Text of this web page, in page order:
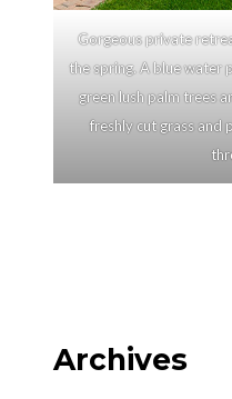
Gorgeous private
the spring. A blue water
green lush palm trees
freshly cut grass and
Archives